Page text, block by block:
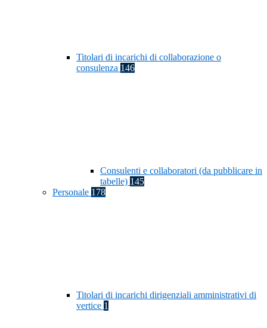
Titolari di incarichi di collaborazione o
consulenza 146
Consulenti e collaboratori (da pubblicare in
tabelle) 145
Personale 178
Titolari di incarichi dirigenziali amministrativi di
vertice 1